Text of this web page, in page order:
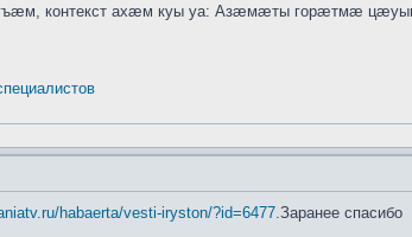
контекст ахӕм куы уа: Азӕмӕты горӕтмӕ
habaerta/vesti-iryston/?id=6477.Заранее спасибо